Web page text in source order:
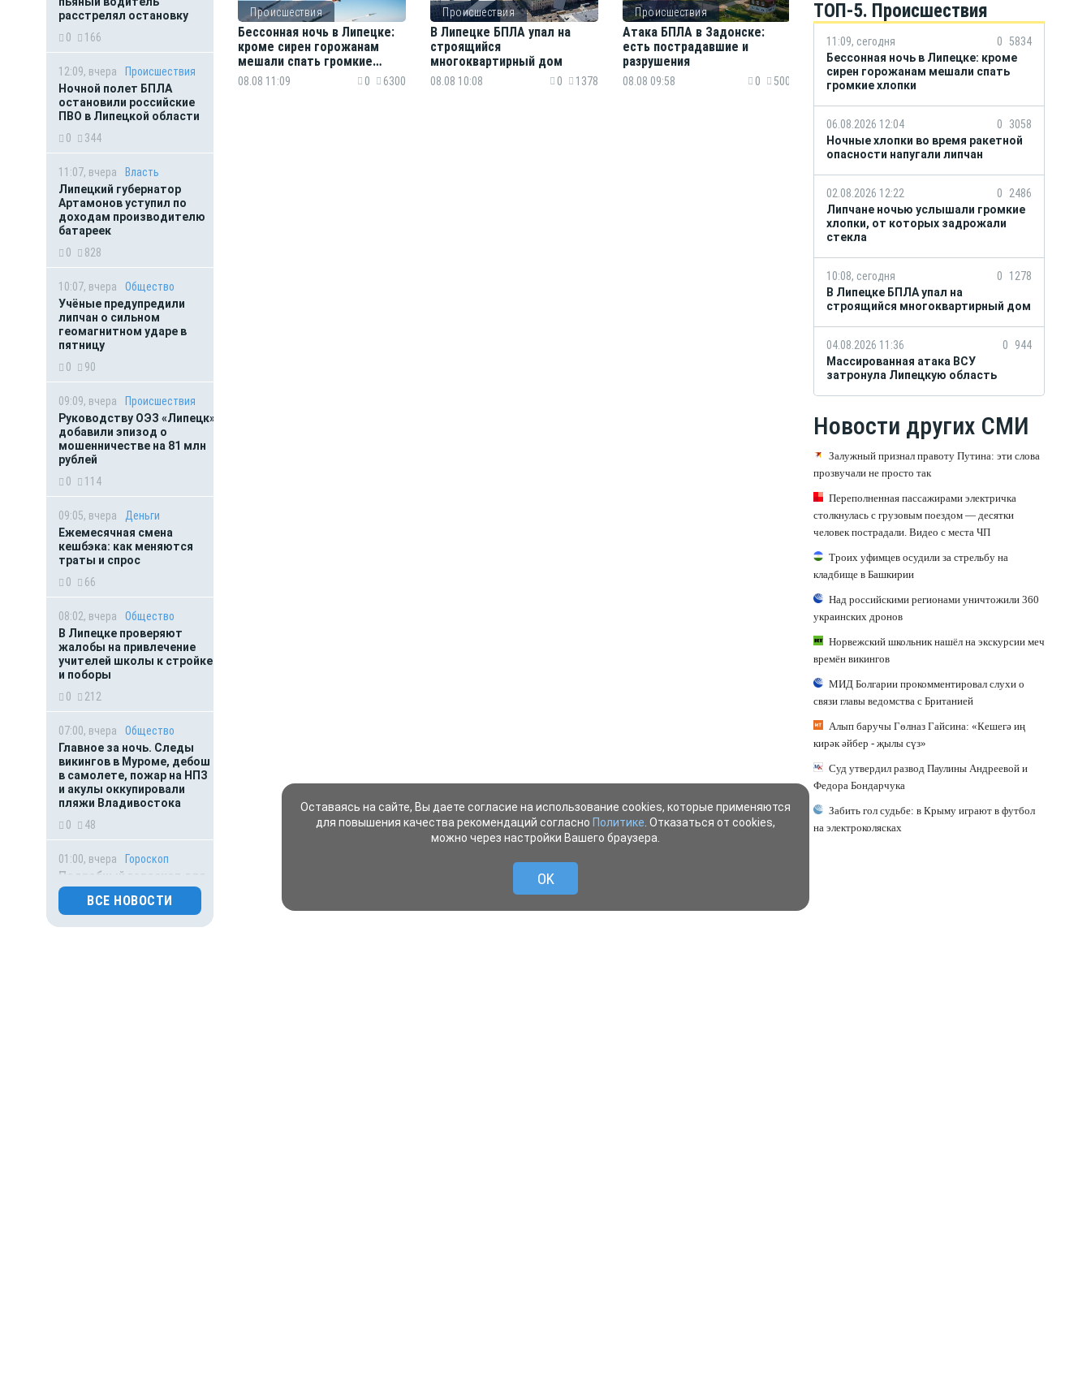
расстрелял остановку
0
166
12:09, вчера
Происшествия
Ночной полет БПЛА
остановили российские
ПВО в Липецкой области
0
344
11:07, вчера
Власть
Липецкий губернатор
Артамонов уступил по
доходам производителю
батареек
0
828
10:07, вчера
Общество
Учёные предупредили
липчан о сильном
геомагнитном ударе в
пятницу
0
90
09:09, вчера
Происшествия
Руководству ОЭЗ «Липецк»
добавили эпизод о
мошенничестве на 81 млн
рублей
0
114
09:05, вчера
Деньги
Ежемесячная смена
кешбэка: как меняются
траты и спрос
0
66
08:02, вчера
Общество
В Липецке проверяют
жалобы на привлечение
учителей школы к стройке
и поборы
0
212
07:00, вчера
Общество
Главное за ночь. Следы
викингов в Муроме, дебош
в самолете, пожар на НПЗ
и акулы оккупировали
пляжи Владивостока
0
48
01:00, вчера
Гороскоп
Подробный гороскоп для
всех знаков зодиака на
сегодня — 7 августа
0
44
ВСЕ НОВОСТИ
Происшествия
Бессонная ночь в Липецке:
кроме сирен горожанам
мешали спать громкие
хлопки
08.08 11:09 0 6300
Происшествия
В Липецке БПЛА упал на
строящийся
многоквартирный дом
08.08 10:08 0 1378
Происшествия
Атака БПЛА в Задонске:
есть пострадавшие и
разрушения
08.08 09:58 0 500
ТОП-5. Происшествия
11:09, сегодня 0 5834
Бессонная ночь в Липецке: кроме
сирен горожанам мешали спать
громкие хлопки
06.08.2026 12:04 0
3058
Ночные хлопки во время ракетной
опасности напугали липчан
02.08.2026 12:22 0
2486
Липчане ночью услышали громкие
хлопки, от которых задрожали
стекла
10:08, сегодня 0
1278
В Липецке БПЛА упал на
строящийся многоквартирный дом
04.08.2026 11:36 0
944
Массированная атака ВСУ
затронула Липецкую область
Новости других СМИ
Залужный признал правоту Путина: эти слова
прозвучали не просто так
Переполненная пассажирами электричка
столкнулась с грузовым поездом — десятки
человек пострадали. Видео с места ЧП
Троих уфимцев осудили за стрельбу на
кладбище в Башкирии
Над российскими регионами уничтожили 360
украинских дронов
Норвежский школьник нашёл на экскурсии меч
времён викингов
МИД Болгарии прокомментировал слухи о
связи главы ведомства с Британией
Алып баручы Гөлназ Гайсина: «Кешегә иң
кирәк әйбер - җылы сүз»
Суд утвердил развод Паулины Андреевой и
Федора Бондарчука
Забить гол судьбе: в Крыму играют в футбол
на электроколясках
Оставаясь на сайте, Вы даете согласие на использование cookies, которые применяются
для повышения качества рекомендаций согласно Политике . Отказаться от cookies,
можно через настройки Вашего браузера.
OK